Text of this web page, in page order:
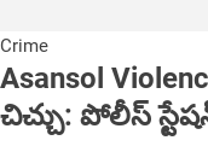
Crime
Asansol
చిచ్చు: పోలీస్